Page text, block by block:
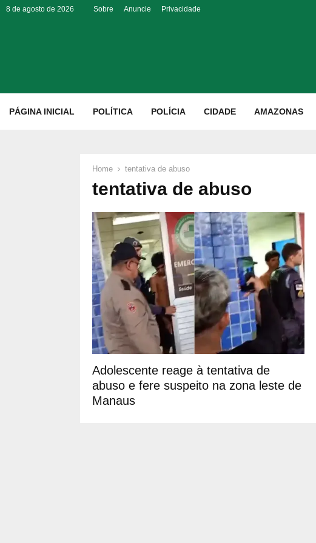
8 de agosto de 2026 Sobre Anuncie Privacidade
PÁGINA INICIAL POLÍTICA POLÍCIA CIDADE AMAZONAS
Home tentativa de abuso
tentativa de abuso
Adolescente reage à tentativa de
abuso e fere suspeito na zona leste de
Manaus